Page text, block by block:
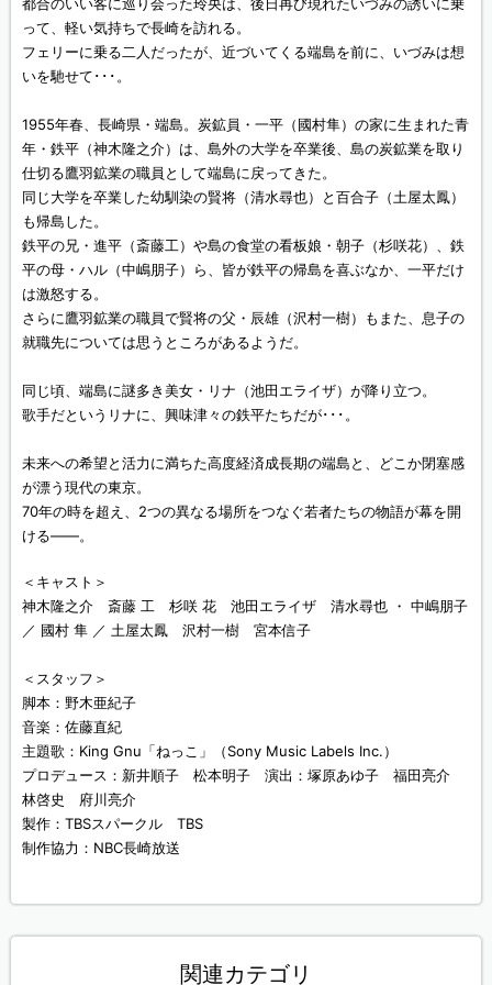
都合のいい客に巡り会った玲央は、後日再び現れたいづみの誘いに乗
って、軽い気持ちで長崎を訪れる。
フェリーに乗る二人だったが、近づいてくる端島を前に、いづみは想
いを馳せて･･･。
1955年春、長崎県・端島。炭鉱員・一平（國村隼）の家に生まれた青
年・鉄平（神木隆之介）は、島外の大学を卒業後、島の炭鉱業を取り
仕切る鷹羽鉱業の職員として端島に戻ってきた。
同じ大学を卒業した幼馴染の賢将（清水尋也）と百合子（土屋太鳳）
も帰島した。
鉄平の兄・進平（斎藤工）や島の食堂の看板娘・朝子（杉咲花）、鉄
平の母・ハル（中嶋朋子）ら、皆が鉄平の帰島を喜ぶなか、一平だけ
は激怒する。
さらに鷹羽鉱業の職員で賢将の父・辰雄（沢村一樹）もまた、息子の
就職先については思うところがあるようだ。
同じ頃、端島に謎多き美女・リナ（池田エライザ）が降り立つ。
歌手だというリナに、興味津々の鉄平たちだが･･･。
未来への希望と活力に満ちた高度経済成長期の端島と、どこか閉塞感
が漂う現代の東京。
70年の時を超え、2つの異なる場所をつなぐ若者たちの物語が幕を開
ける――。
＜キャスト＞
神木隆之介 斎藤 工 杉咲 花 池田エライザ 清水尋也 ・ 中嶋朋子
／ 國村 隼 ／ 土屋太鳳 沢村一樹 宮本信子
＜スタッフ＞
脚本：野木亜紀子
音楽：佐藤直紀
主題歌：King Gnu「ねっこ」（Sony Music Labels Inc.）
プロデュース：新井順子 松本明子 演出：塚原あゆ子 福田亮介
林啓史 府川亮介
製作：TBSスパークル TBS
制作協力：NBC長崎放送
関連カテゴリ